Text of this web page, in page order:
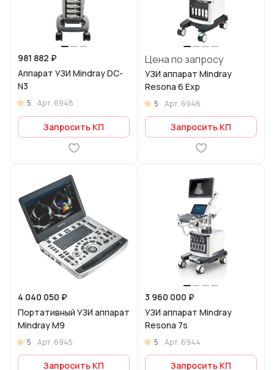
981 882 ₽
Аппарат УЗИ Mindray DC-
N3
5 Арт. 6948
Запросить КП
Цена по запросу
УЗИ аппарат Mindray
Resona 6 Exp
5 Арт. 6946
Запросить КП
4 040 050 ₽
Портативный УЗИ аппарат
Mindray M9
5 Арт. 6945
Запросить КП
3 960 000 ₽
УЗИ аппарат Mindray
Resona 7s
5 Арт. 6944
Запросить КП